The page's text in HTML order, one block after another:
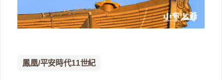
鳳凰/平安時代11世紀